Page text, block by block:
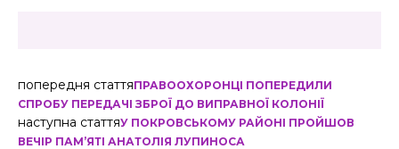
попередня статтяПРАВООХОРОНЦІ ПОПЕРЕДИЛИ
СПРОБУ ПЕРЕДАЧІ ЗБРОЇ ДО ВИПРАВНОЇ КОЛОНІЇ
наступна статтяУ ПОКРОВСЬКОМУ РАЙОНІ ПРОЙШОВ
ВЕЧІР ПАМ’ЯТІ АНАТОЛІЯ ЛУПИНОСА